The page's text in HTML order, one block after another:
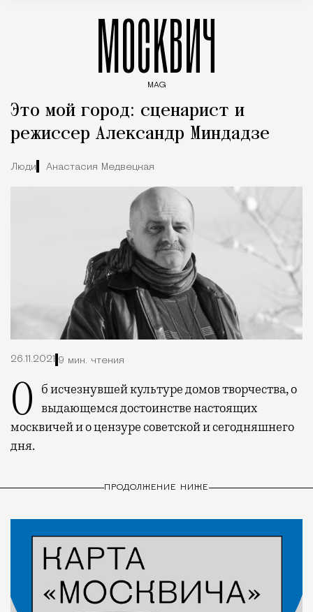
МОСКВИЧ
MAG
Это мой город: сценарист и
режиссер Александр Миндадзе
Люди Анастасия Медвецкая
26.11.2021 9 мин. чтения
Об исчезнувшей культуре домов творчества, о выдающемся достоинстве настоящих
москвичей и о цензуре советской и сегодняшнего
дня.
ПРОДОЛЖЕНИЕ НИЖЕ